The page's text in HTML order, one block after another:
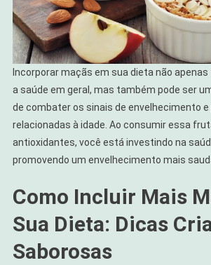
Incorporar maçãs em sua dieta não
a saúde em geral, mas também pode ser
de combater os sinais de envelhecimento
relacionadas à idade. Ao consumir essa
antioxidantes, você está investindo na
promovendo um envelhecimento mais
Como Incluir Mais
Sua Dieta: Dicas
Saborosas